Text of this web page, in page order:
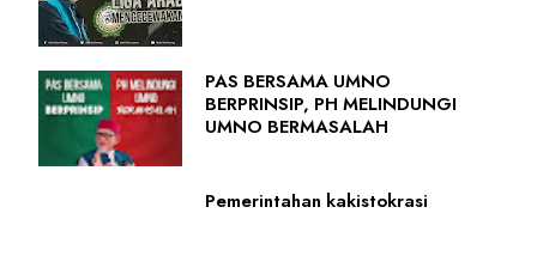
PAS BERSAMA UMNO
BERPRINSIP, PH MELINDUNGI
UMNO BERMASALAH
Pemerintahan kakistokrasi